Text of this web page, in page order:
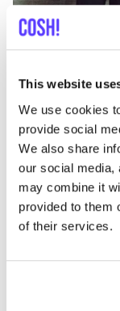
This website
We use cookies
provide social
We also share
our social media,
may combine it
provided to them
of their services.